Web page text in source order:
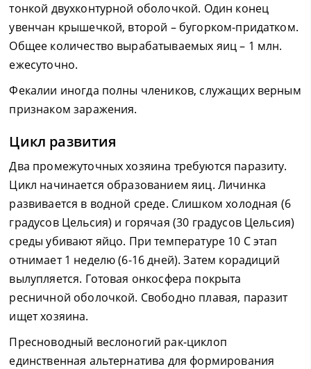
тонкой двухконтурной оболочкой. Один конец
увенчан крышечкой, второй – бугорком-придатком.
Общее количество вырабатываемых яиц – 1 млн.
ежесуточно.
Фекалии иногда полны члеников, служащих верным
признаком заражения.
Цикл развития
Два промежуточных хозяина требуются паразиту.
Цикл начинается образованием яиц. Личинка
развивается в водной среде. Слишком холодная (6
градусов Цельсия) и горячая (30 градусов Цельсия)
среды убивают яйцо. При температуре 10 С этап
отнимает 1 неделю (6-16 дней). Затем корадиций
вылупляется. Готовая онкосфера покрыта
ресничной оболочкой. Свободно плавая, паразит
ищет хозяина.
Пресноводный веслоногий рак-циклоп
единственная альтернатива для формирования